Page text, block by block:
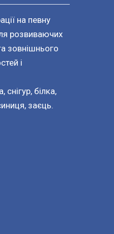
на певну
розвиваючих
зовнішнього
і
білка,
заєць.